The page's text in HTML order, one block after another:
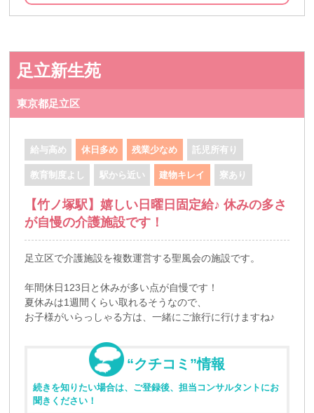
足立新生苑
東京都足立区
給与高め 休日多め 残業少なめ 託児所有り
教育制度よし 駅から近い 建物キレイ 寮あり
【竹ノ塚駅】嬉しい日曜日固定給♪ 休みの多さ
が自慢の介護施設です！
足立区で介護施設を複数運営する聖風会の施設です。
年間休日123日と休みが多い点が自慢です！
夏休みは1週間くらい取れるそうなので、
お子様がいらっしゃる方は、一緒にご旅行に行けますね♪
“クチコミ”情報
続きを知りたい場合は、ご登録後、担当コンサルタントにお
聞きください！